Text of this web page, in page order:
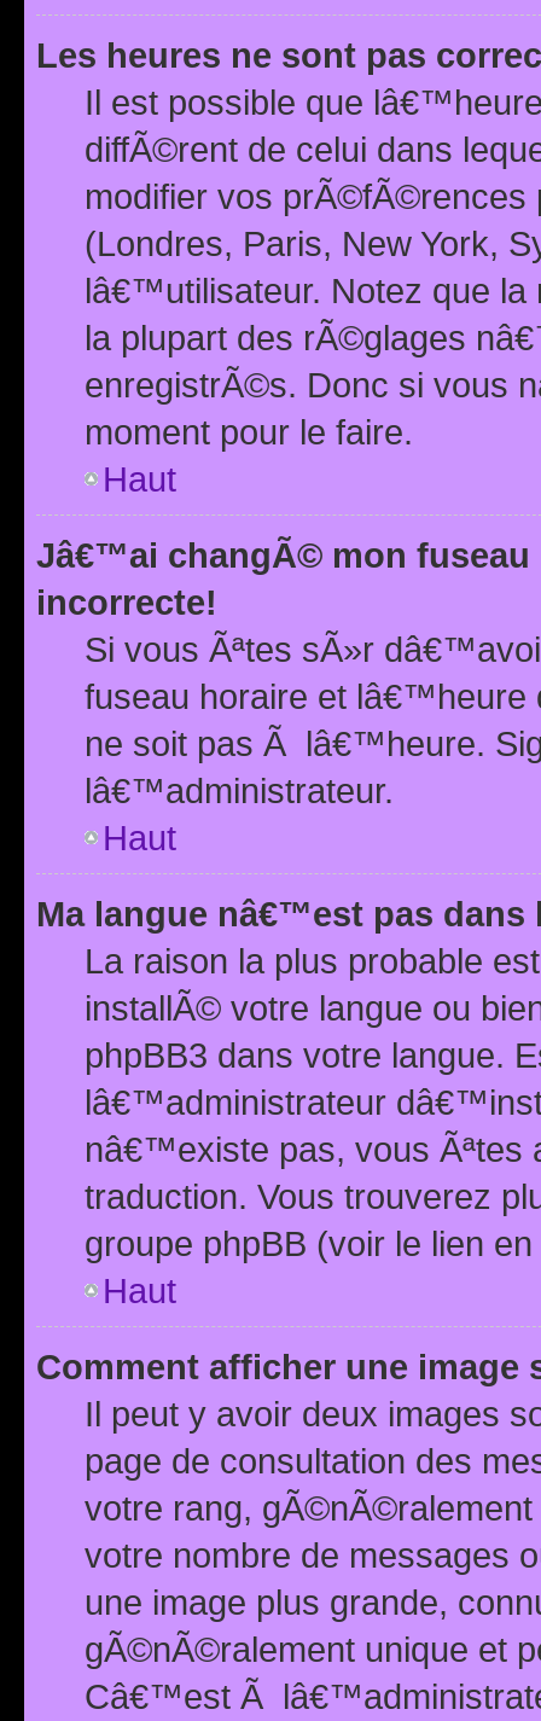
Les heures ne sont pas
Il est possible que
diffÃ©rent de celui dans
modifier vos prÃ©fÃ©rences
(Londres, Paris, New York,
lâ€™utilisateur. Notez que la
la plupart des rÃ©glages
enregistrÃ©s. Donc si vous
moment pour le faire.
Haut
Jâ€™ai changÃ© mon
incorrecte!
Si vous Ãªtes sÃ»r
fuseau horaire et
ne soit pas Ã lâ€™heure.
lâ€™administrateur.
Haut
Ma langue nâ€™est pas dans
La raison la plus probable
installÃ© votre langue ou
phpBB3 dans votre langue.
lâ€™administrateur
nâ€™existe pas, vous Ãªtes
traduction. Vous trouverez
groupe phpBB (voir le lien
Haut
Comment afficher une image
Il peut y avoir deux images
page de consultation des
votre rang,
votre nombre de messages
une image plus grande,
gÃ©nÃ©ralement unique et
Câ€™est Ã